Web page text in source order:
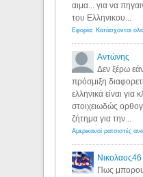
αιμα... για να
του Ελληνικου...
Αντώνης
Δεν ξέρω
πρόσμιξη
ελληνικά είναι για
στοιχειωδώς
ζήτημα για την...
Νικολαος46
Πως